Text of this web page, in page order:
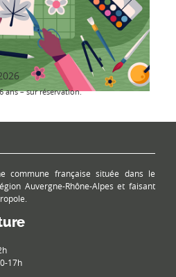
ans – sur réservation.
commune française située dans le
Auvergne-Rhône-Alpes et faisant
17h